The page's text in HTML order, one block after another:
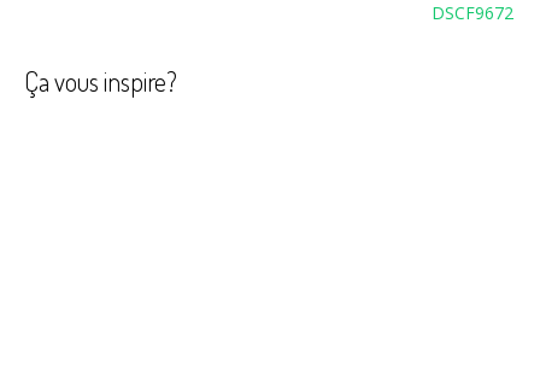
DSCF9672
Ça vous inspire?